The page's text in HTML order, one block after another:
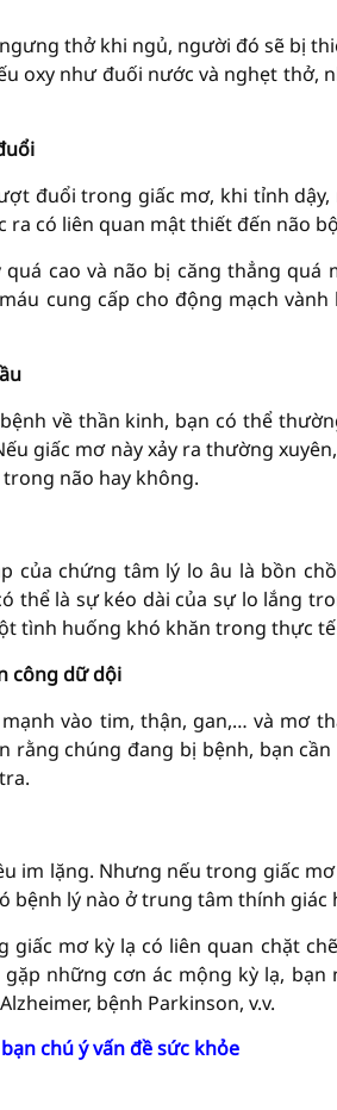
thở khi ngủ, người đó sẽ bị
oxy như đuối nước và nghẹt thở,
đuổi trong giấc mơ, khi tỉnh
ra có liên quan mật thiết đến não
cao và não bị căng thẳng
cung cấp cho động mạch
về thần kinh, bạn có thể
giấc mơ này xảy ra thường
não hay không.
của chứng tâm lý lo âu là bồn
thể là sự kéo dài của sự lo lắng
tình huống khó khăn trong thực
công dữ dội
vào tim, thận, gan,… và mơ
rằng chúng đang bị bệnh, bạn
im lặng. Nhưng nếu trong giấc
bệnh lý nào ở trung tâm thính giác
giấc mơ kỳ lạ có liên quan chặt
những cơn ác mộng kỳ lạ,
bệnh Parkinson, v.v.
chú ý vấn đề sức khỏe